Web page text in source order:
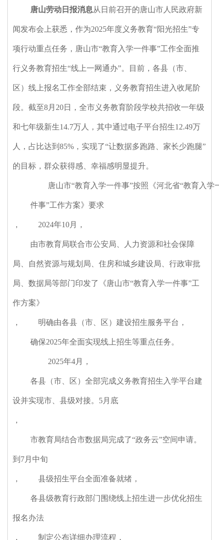
唐山劳动日报消息从日前召开的唐山市人民政府新
闻发布会上获悉，作为2025年度义务教育“阳光招生”专
项行动重点任务，唐山市“教育入学一件事”工作全面推
行义务教育招生“线上一网通办”。目前，各县（市、
区）线上报名工作全部结束，义务教育招生进入收尾阶
段。截至8月20日，全市义务教育阶段学校共招收一年级
和七年级新生14.7万人，其中通过电子平台招生12.49万
人，占比达到85%，实现了“让数据多跑路、家长少跑腿”
的目标，群众获得感、幸福感明显提升。
唐山市“教育入学一件事”按照《河北省“教育入学
件事”工作方案》要求
， 2024年10月 ，
由市教育局联合市公安局、人力资源和社会保障
局、自然资源与规划局、住房和城乡建设局、行政审批
局、数据局等部门印发了《唐山市“教育入学一件事”工
作方案》
， 明确由各县（市、区）建设招生服务平台 ，
确保2025年全面实现线上招生等重点任务。
2025年4月 ，
各县（市、区）全部完成义务教育招生入学平台建
设并实现市、县级对接。5月底
，
市教育局结合市数据局完成了“政务云”空间申请。
到7月中旬
， 县级招生平台全面准备就绪 ，
各县级教育行政部门围绕线上招生进一步优化招生
报名办法
， 制定公布详细办理流程 ，